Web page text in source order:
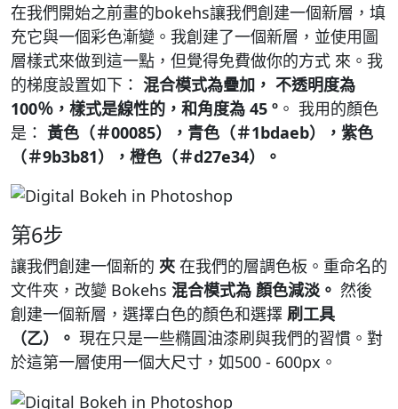
在我們開始之前畫的bokehs讓我們創建一個新層，填
充它與一個彩色漸變。我創建了一個新層，並使用圖
層樣式來做到這一點，但覺得免費做你的方式 來。我
的梯度設置如下： 混合模式為疊加， 不透明度為
100％，樣式是線性的，和角度為 45 º 。 我用的顏色
是： 黃色（＃00085），青色（＃1bdaeb），紫色
（＃9b3b81），橙色（＃d27e34）。
第6步
讓我們創建一個新的 夾 在我們的層調色板。重命名的
文件夾，改變 Bokehs 混合模式為 顏色減淡。 然後
創建一個新層，選擇白色的顏色和選擇 刷工具
（乙）。 現在只是一些橢圓油漆刷與我們的習慣。對
於這第一層使用一個大尺寸，如500 - 600px。